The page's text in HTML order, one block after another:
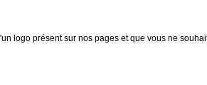
logo présent sur nos pages et que vous ne